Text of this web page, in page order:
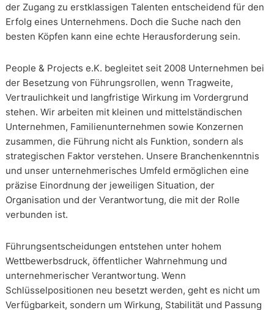
der Zugang zu erstklassigen Talenten entscheidend für den
Erfolg eines Unternehmens. Doch die Suche nach den
besten Köpfen kann eine echte Herausforderung sein.
People & Projects e.K. begleitet seit 2008 Unternehmen bei
der Besetzung von Führungsrollen, wenn Tragweite,
Vertraulichkeit und langfristige Wirkung im Vordergrund
stehen. Wir arbeiten mit kleinen und mittelständischen
Unternehmen, Familienunternehmen sowie Konzernen
zusammen, die Führung nicht als Funktion, sondern als
strategischen Faktor verstehen. Unsere Branchenkenntnis
und unser unternehmerisches Umfeld ermöglichen eine
präzise Einordnung der jeweiligen Situation, der
Organisation und der Verantwortung, die mit der Rolle
verbunden ist.
Führungsentscheidungen entstehen unter hohem
Wettbewerbsdruck, öffentlicher Wahrnehmung und
unternehmerischer Verantwortung. Wenn
Schlüsselpositionen neu besetzt werden, geht es nicht um
Verfügbarkeit, sondern um Wirkung, Stabilität und Passung